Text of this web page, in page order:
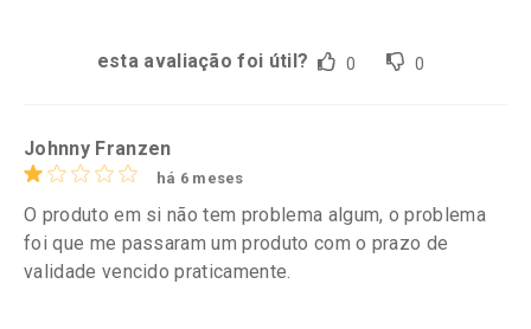
esta avaliação foi útil? 0 0
Johnny Franzen
há 6 meses
O produto em si não tem problema algum, o problema
foi que me passaram um produto com o prazo de
validade vencido praticamente.